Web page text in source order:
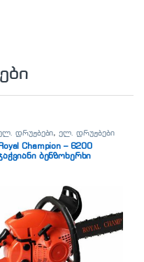
დრუჟბები,ელ. დრუჟბები
Royal Champion – 6200
ბენზოხერხი